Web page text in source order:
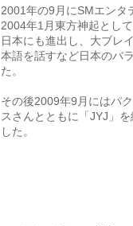
2001年の9月にSMエンタ
2004年1月東方神起として
日本にも進出し、大ブレ
本語を話すなど日本のバ
た。
その後2009年9月にはパ
スさんとともに「JYJ」
した。